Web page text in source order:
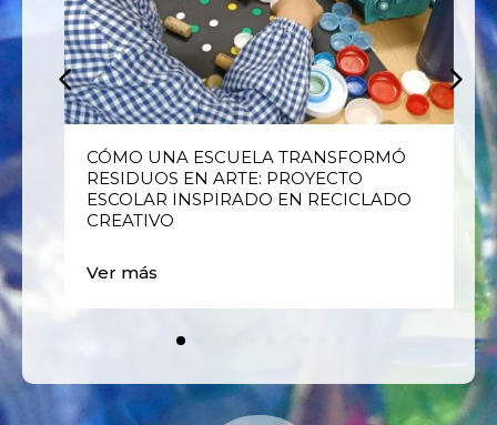
CÓMO UNA ESCUELA TRANSFORMÓ
RESIDUOS EN ARTE: PROYECTO
ESCOLAR INSPIRADO EN RECICLADO
CREATIVO
Ver más